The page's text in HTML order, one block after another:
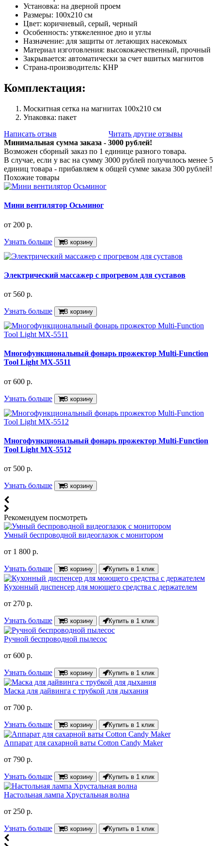
Установка: на дверной проем
Размеры: 100х210 см
Цвет: коричневый, серый, черный
Особенность: утяжеленное дно и углы
Назначение: для защиты от летающих насекомых
Материал изготовления: высококачественный, прочный
Закрывается: автоматически за счет вшитых магнитов
Страна-производитель: КНР
Комплектация:
Москитная сетка на магнитах 100х210 см
Упаковка: пакет
Написать отзыв
Читать другие отзывы
Минимальная сумма заказа - 3000 рублей!
Возможен сборный заказ по 1 единице разного товара.
В случае, если у вас на сумму 3000 рублей получилось менее 5
единиц товара - прибавляем к общей сумме заказа 300 рублей!
Похожие товары
Мини вентилятор Осьминог
от 200 р.
Узнать больше В корзину
Электрический массажер с прогревом для суставов
от 560 р.
Узнать больше В корзину
Многофункциональный фонарь прожектор Multi-Function
Tool Light MX-5511
от 600 р.
Узнать больше В корзину
Многофункциональный фонарь прожектор Multi-Function
Tool Light MX-5512
от 500 р.
Узнать больше В корзину
Рекомендуем посмотреть
Умный беспроводной видеоглазок с монитором
от 1 800 р.
Узнать больше В корзину Купить в 1 клик
Кухонный диспенсер для моющего средства с держателем
от 270 р.
Узнать больше В корзину Купить в 1 клик
Ручной беспроводной пылесос
от 600 р.
Узнать больше В корзину Купить в 1 клик
Маска для дайвинга с трубкой для дыхания
от 700 р.
Узнать больше В корзину Купить в 1 клик
Аппарат для сахарной ваты Cotton Candy Maker
от 790 р.
Узнать больше В корзину Купить в 1 клик
Настольная лампа Хрустальная волна
от 250 р.
Узнать больше В корзину Купить в 1 клик